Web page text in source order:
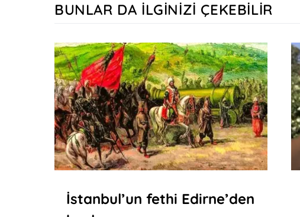
BUNLAR DA İLGINIZI ÇEKEBILIR
İstanbul’un fethi Edirne’den